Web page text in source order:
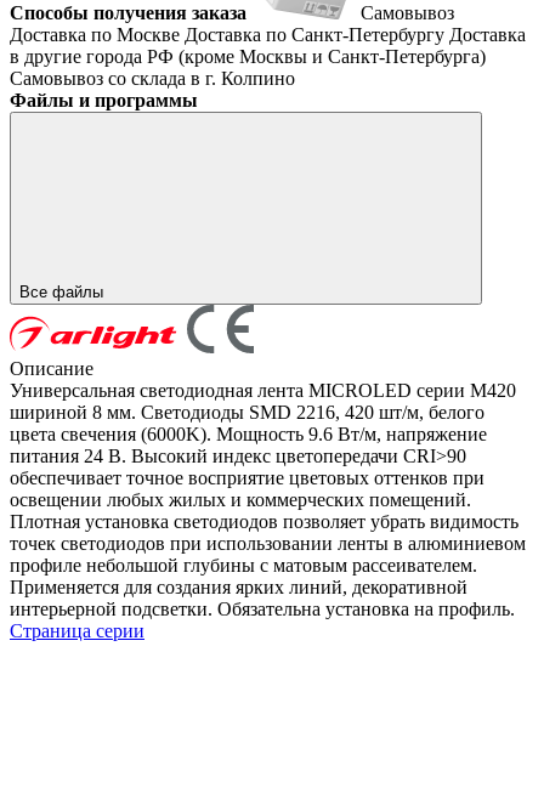
Способы получения заказа
Самовывоз
Доставка по Москве Доставка по Санкт-Петербургу Доставка
в другие города РФ (кроме Москвы и Санкт-Петербурга)
Самовывоз со склада в г. Колпино
Файлы и программы
Все файлы
Описание
Универсальная светодиодная лента MICROLED серии M420
шириной 8 мм. Светодиоды SMD 2216, 420 шт/м, белого
цвета свечения (6000K). Мощность 9.6 Вт/м, напряжение
питания 24 В. Высокий индекс цветопередачи CRI>90
обеспечивает точное восприятие цветовых оттенков при
освещении любых жилых и коммерческих помещений.
Плотная установка светодиодов позволяет убрать видимость
точек светодиодов при использовании ленты в алюминиевом
профиле небольшой глубины с матовым рассеивателем.
Применяется для создания ярких линий, декоративной
интерьерной подсветки. Обязательна установка на профиль.
Страница серии